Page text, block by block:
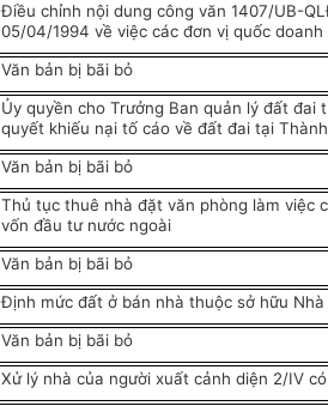
Điều chỉnh nội dung công văn 1407/UB-
05/04/1994 về việc các đơn vị quốc doanh
Văn bản bị bãi bỏ
Ủy quyền cho Trưởng Ban quản lý đất đai
quyết khiếu nại tố cáo về đất đai tại
Văn bản bị bãi bỏ
Thủ tục thuê nhà đặt văn phòng làm việc
vốn đầu tư nước ngoài
Văn bản bị bãi bỏ
Định mức đất ở bán nhà thuộc sở hữu Nhà
Văn bản bị bãi bỏ
Xử lý nhà của người xuất cảnh diện 2/IV